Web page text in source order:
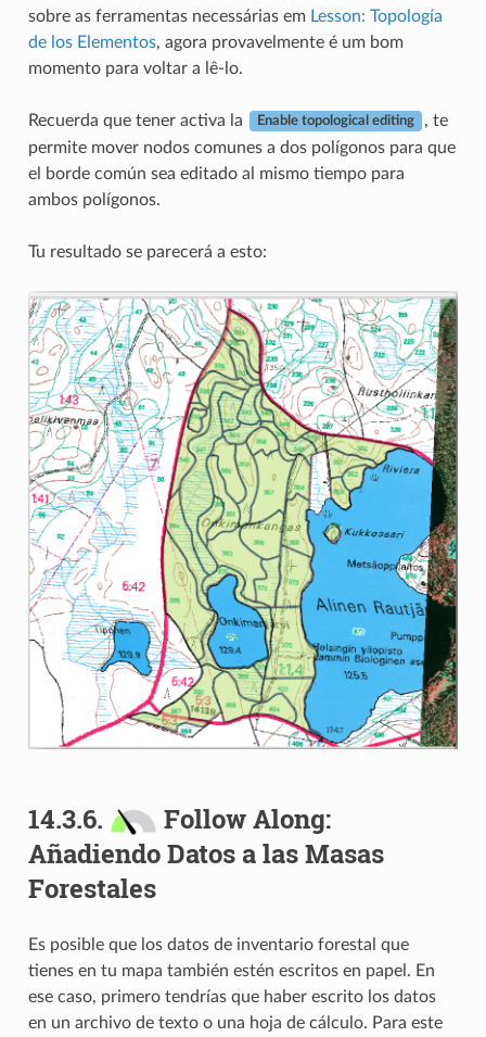
sobre as ferramentas necessárias em Lesson: Topología
de los Elementos, agora provavelmente é um bom
momento para voltar a lê-lo.
Recuerda que tener activa la Enable topological editing
, te
permite mover nodos comunes a dos polígonos para que
el borde común sea editado al mismo tiempo para
ambos polígonos.
Tu resultado se parecerá a esto:
14.3.6.
Follow Along:
Añadiendo Datos a las Masas
Forestales
Es posible que los datos de inventario forestal que
tienes en tu mapa también estén escritos en papel. En
ese caso, primero tendrías que haber escrito los datos
en un archivo de texto o una hoja de cálculo. Para este